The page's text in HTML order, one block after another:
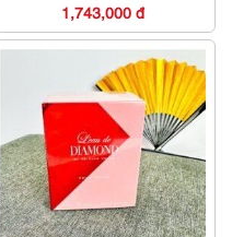
1,743,000 đ